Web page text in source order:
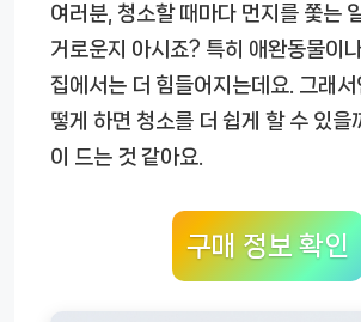
여러분, 청소할 때마다 먼지를 쫓는
거로운지 아시죠? 특히 애완동물이
집에서는 더 힘들어지는데요. 그래서
떻게 하면 청소를 더 쉽게 할 수 있을
이 드는 것 같아요.
구매 정보 확인